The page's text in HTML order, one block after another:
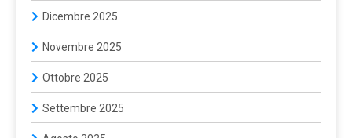
Dicembre 2025
Novembre 2025
Ottobre 2025
Settembre 2025